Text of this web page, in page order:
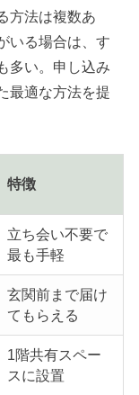
方法は複数あ
いる場合は、す
多い。申し込み
最適な方法を提
特徴
立ち会い不要で
最も手軽
玄関前まで届け
てもらえる
1階共有スペー
スに設置